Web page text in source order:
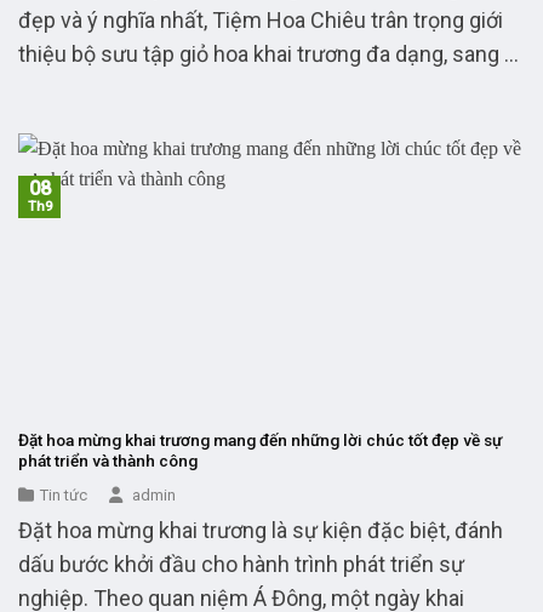
đẹp và ý nghĩa nhất, Tiệm Hoa Chiêu trân trọng giới
thiệu bộ sưu tập giỏ hoa khai trương đa dạng, sang ...
Đặt hoa mừng khai trương mang đến những lời chúc tốt đẹp về sự
phát triển và thành công
Tin tức admin
Đặt hoa mừng khai trương là sự kiện đặc biệt, đánh
dấu bước khởi đầu cho hành trình phát triển sự
nghiệp. Theo quan niệm Á Đông, một ngày khai
08
Th9